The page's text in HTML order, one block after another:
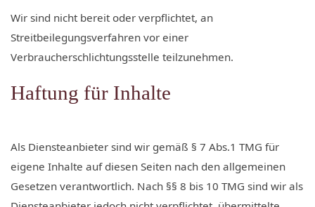
Wir sind nicht bereit oder verpflichtet, an
Streitbeilegungsverfahren vor einer
Verbraucherschlichtungsstelle teilzunehmen.
Haftung für Inhalte
Als Diensteanbieter sind wir gemäß § 7 Abs.1 TMG für
eigene Inhalte auf diesen Seiten nach den allgemeinen
Gesetzen verantwortlich. Nach §§ 8 bis 10 TMG sind wir als